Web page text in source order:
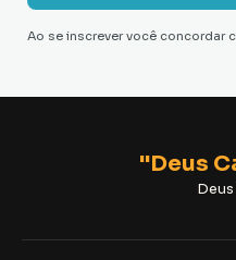
Ao se inscrever você concordar
"Deus